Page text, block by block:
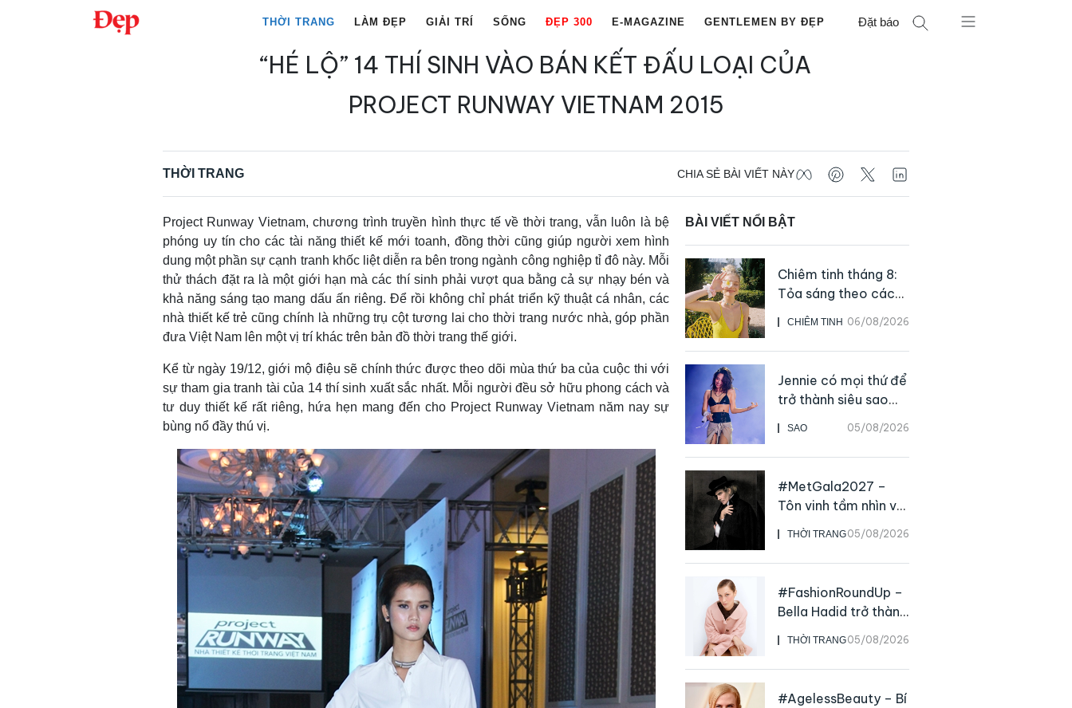
THỜI TRANG LÀM ĐẸP GIẢI TRÍ SỐNG ĐẸP 300 E-MAGAZINE GENTLEMEN BY ĐẸP Đặt báo
“HÉ LỘ” 14 THÍ SINH VÀO BÁN KẾT ĐẤU LOẠI CỦA
PROJECT RUNWAY VIETNAM 2015
THỜI TRANG CHIA SẺ BÀI VIẾT NÀY
Project Runway Vietnam, chương trình truyền hình thực tế về thời trang, vẫn luôn là bệ
phóng uy tín cho các tài năng thiết kế mới toanh, đồng thời cũng giúp người xem hình
dung một phần sự cạnh tranh khốc liệt diễn ra bên trong ngành công nghiệp tỉ đô này. Mỗi
thử thách đặt ra là một giới hạn mà các thí sinh phải vượt qua bằng cả sự nhạy bén và
khả năng sáng tạo mang dấu ấn riêng. Để rồi không chỉ phát triển kỹ thuật cá nhân, các
nhà thiết kế trẻ cũng chính là những trụ cột tương lai cho thời trang nước nhà, góp phần
đưa Việt Nam lên một vị trí khác trên bản đồ thời trang thế giới.
Kể từ ngày 19/12, giới mộ điệu sẽ chính thức được theo dõi mùa thứ ba của cuộc thi với
sự tham gia tranh tài của 14 thí sinh xuất sắc nhất. Mỗi người đều sở hữu phong cách và
tư duy thiết kế rất riêng, hứa hẹn mang đến cho Project Runway Vietnam năm nay sự
bùng nổ đầy thú vị.
BÀI VIẾT NỔI BẬT
CHIÊM TINH 06/08/2026
Chiêm tinh tháng 8:
Tỏa sáng theo cách
của chính mình
SAO 05/08/2026
Jennie có mọi thứ để
trở thành siêu sao
live
THỜI TRANG05/08/2026
#MetGala2027 –
Tôn vinh tầm nhìn và
sức ảnh hưởng sâu
rộng của NTK John
Galliano
THỜI TRANG05/08/2026
#FashionRoundUp –
Bella Hadid trở thành
Đại sứ Toàn cầu của
Prada Beauty,
CHANEL mua lại
#AgelessBeauty – Bí